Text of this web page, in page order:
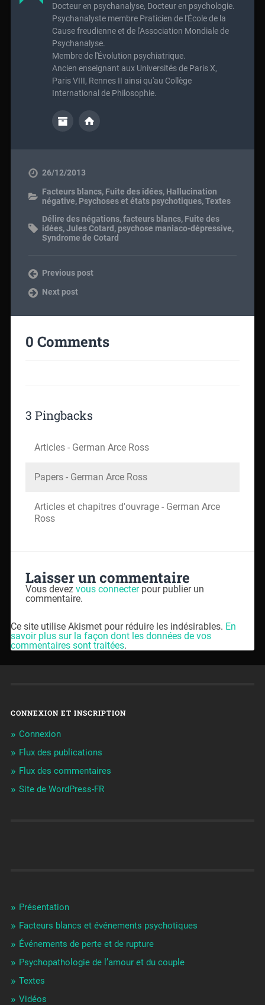
Docteur en psychanalyse, Docteur en psychologie.
Psychanalyste membre Praticien de l'École de la
Cause freudienne et de l'Association Mondiale de
Psychanalyse.
Membre de l'Évolution psychiatrique.
Ancien enseignant aux Universités de Paris X,
Paris VIII, Rennes II ainsi qu'au Collège
International de Philosophie.
26/12/2013
Facteurs blancs, Fuite des idées, Hallucination
négative, Psychoses et états psychotiques,Textes
Délire des négations,facteurs blancs, Fuite des
idées,Jules Cotard, psychose maniaco-dépressive,
Syndrome de Cotard
Previous post
Next post
0 Comments
3 Pingbacks
Articles - German Arce Ross
Papers - German Arce Ross
Articles et chapitres d'ouvrage - German Arce
Ross
Laisser un commentaire
Vous devez vous connecterpour publier un
commentaire.
Ce site utilise Akismet pour réduire les indésirables. En
savoir plus sur la façon dont les données de vos
commentaires sont traitées.
CONNEXION ET INSCRIPTION
Connexion
Flux des publications
Flux des commentaires
Site de WordPress-FR
Présentation
Facteurs blancs et événements psychotiques
Événements de perte et de rupture
Psychopathologie de l’amour et du couple
Textes
Vidéos